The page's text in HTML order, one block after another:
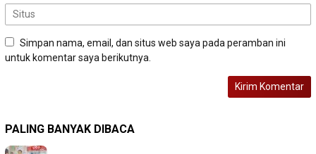
Simpan nama, email, dan situs web saya pada peramban ini
untuk komentar saya berikutnya.
PALING BANYAK DIBACA